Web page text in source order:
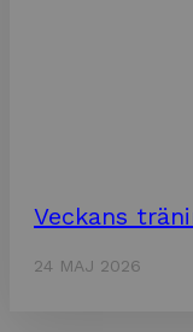
Veckans
24 MAJ 2026